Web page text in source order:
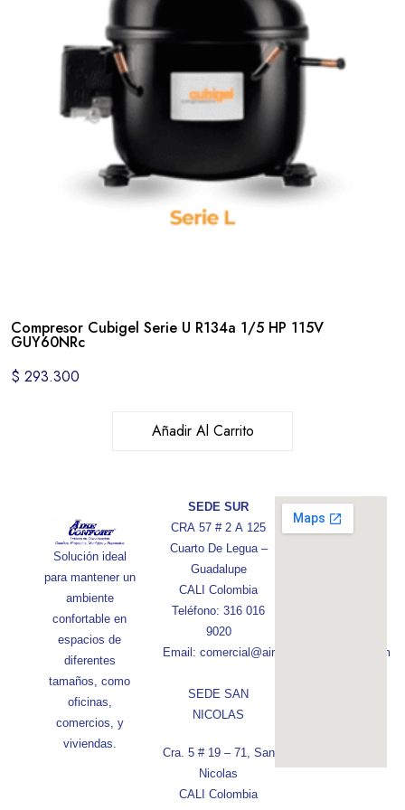
Compresor Cubigel Serie U R134a 1/5 HP 115V
GUY60NRc
$ 293.300
Añadir Al Carrito
Solución ideal
para mantener un
ambiente
confortable en
espacios de
diferentes
tamaños, como
oficinas,
comercios, y
viviendas.
SEDE SUR
CRA 57 # 2 A 125
Cuarto De Legua –
Guadalupe
CALI Colombia
Teléfono: 316 016
9020
Email: comercial@aireconfortcolombia.com
SEDE SAN
NICOLAS
Cra. 5 # 19 – 71, San
Nicolas
CALI Colombia